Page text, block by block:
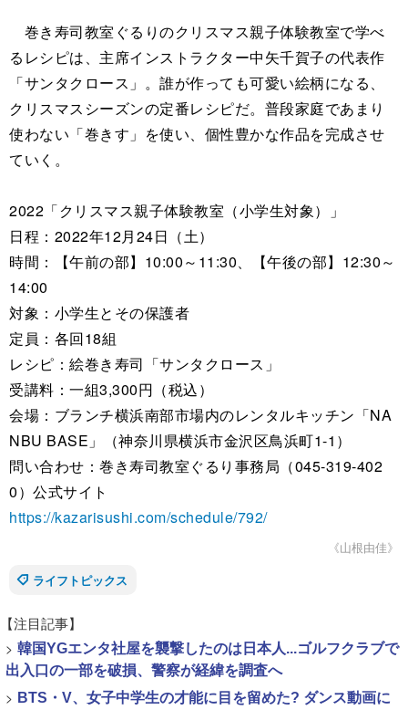
巻き寿司教室ぐるりのクリスマス親子体験教室で学べ
るレシピは、主席インストラクター中矢千賀子の代表作
「サンタクロース」。誰が作っても可愛い絵柄になる、
クリスマスシーズンの定番レシピだ。普段家庭であまり
使わない「巻きす」を使い、個性豊かな作品を完成させ
ていく。
2022「クリスマス親子体験教室（小学生対象）」
日程：2022年12月24日（土）
時間：【午前の部】10:00～11:30、【午後の部】12:30～
14:00
対象：小学生とその保護者
定員：各回18組
レシピ：絵巻き寿司「サンタクロース」
受講料：一組3,300円（税込）
会場：ブランチ横浜南部市場内のレンタルキッチン「NA
NBU BASE」（神奈川県横浜市金沢区鳥浜町1-1）
問い合わせ：巻き寿司教室ぐるり事務局（045-319-402
0）公式サイト
https://kazarisushi.com/schedule/792/
《山根由佳》
ライフトピックス
【注目記事】
> 韓国YGエンタ社屋を襲撃したのは日本人...ゴルフクラブで
出入口の一部を破損、警察が経緯を調査へ
> BTS・V、女子中学生の才能に目を留めた? ダンス動画に